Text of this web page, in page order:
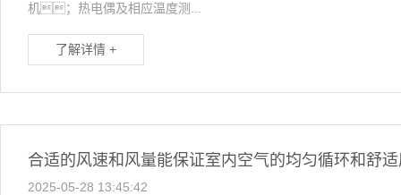
机；热电偶及相应温度测...
了解详情 +
合适的风速和风量能保证室内空气的均匀循环和舒
2025-05-28 13:45:42